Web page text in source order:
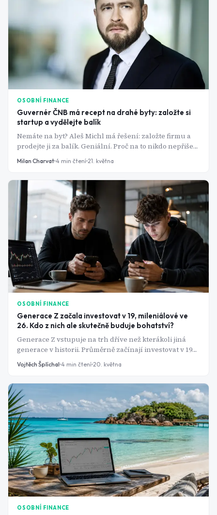
OSOBNÍ FINANCE
Guvernér ČNB má recept na drahé byty: založte si
startup a vydělejte balík
Nemáte na byt? Aleš Michl má řešení: založte firmu a
prodejte ji za balík. Geniální. Proč na to nikdo nepřišel
Milan Charvat 4 min čtení 21. května
OSOBNÍ FINANCE
Generace Z začala investovat v 19, mileniálové ve
26. Kdo z nich ale skutečně buduje bohatství?
Generace Z vstupuje na trh dříve než kterákoli jiná
generace v historii. Průměrně začínají investovat v 19
letech - o sedm let dříve než mileniálové. Jenže rychlý
start ještě neznamená chytřejší přístup. Data ukazují,
celou generaci mohou připravit o výraznou část
výnosu.
Vojtěch Šplíchal 4 min čtení 20. května
OSOBNÍ FINANCE